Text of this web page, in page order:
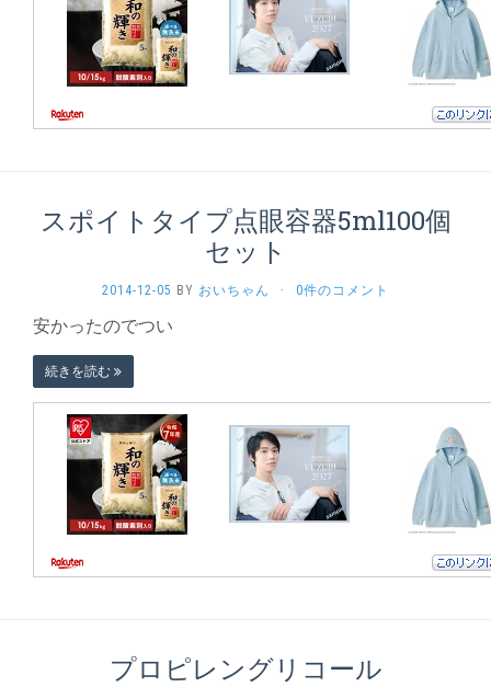
スポイトタイプ点眼容器5ml100個
セット
2014-12-05 BY おいちゃん · 0件のコメント
安かったのでつい
続きを読む
プロピレングリコール